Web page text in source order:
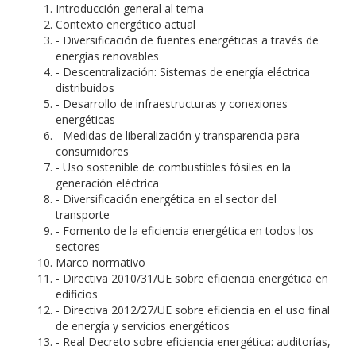
Introducción general al tema
Contexto energético actual
- Diversificación de fuentes energéticas a través de
energías renovables
- Descentralización: Sistemas de energía eléctrica
distribuidos
- Desarrollo de infraestructuras y conexiones
energéticas
- Medidas de liberalización y transparencia para
consumidores
- Uso sostenible de combustibles fósiles en la
generación eléctrica
- Diversificación energética en el sector del
transporte
- Fomento de la eficiencia energética en todos los
sectores
Marco normativo
- Directiva 2010/31/UE sobre eficiencia energética en
edificios
- Directiva 2012/27/UE sobre eficiencia en el uso final
de energía y servicios energéticos
- Real Decreto sobre eficiencia energética: auditorías,